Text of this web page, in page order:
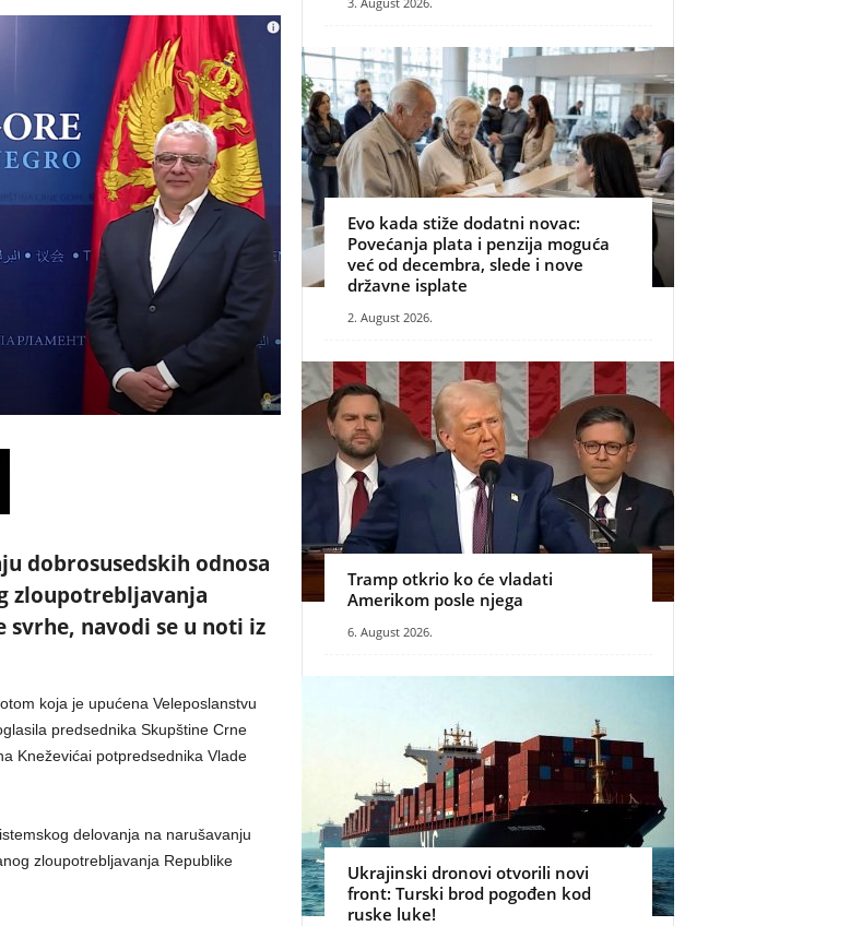
dobrosusedskih odnosa
zloupotrebljavanja
navodi se u noti iz
koja je upućena Veleposlanstvu
predsednika Skupštine Crne
Kneževićai potpredsednika Vlade
delovanja na narušavanju
zloupotrebljavanja Republike
Evo kada stiže dodatni novac:
Povećanja plata i penzija moguća
već od decembra, slede i nove
državne isplate
2. August 2026.
Tramp otkrio ko će vladati
Amerikom posle njega
6. August 2026.
Ukrajinski dronovi otvorili novi
front: Turski brod pogođen kod
ruske luke!